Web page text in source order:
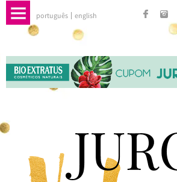
português english